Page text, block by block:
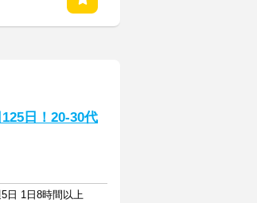
日！20-30代
日 1日8時間以上